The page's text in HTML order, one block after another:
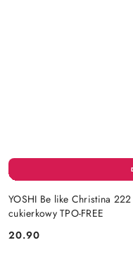
YOSHI Be like Christina
cukierkowy TPO-FREE
Cena:
20.90